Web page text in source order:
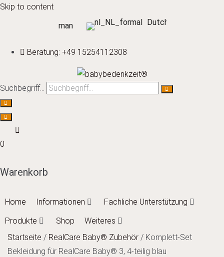
Skip to content
German
Dutch
Beratung: +49 15254112308
Suchbegriff…
0
Warenkorb
Home Informationen
Fachliche Unterstützung
Produkte
Shop
Weiteres
Startseite / RealCare Baby® Zubehör / Komplett-Set
Bekleidung für RealCare Baby® 3, 4-teilig blau